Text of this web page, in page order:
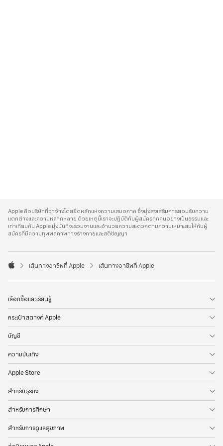
p
p
l
e
o
t
r
Apple คือบริษัทที่ว่าจ้างโดยยึดหลักแห่งความเสมอภาค ซึ่งมุ่งส่งเสริมการยอมรับความ
แตกต่างและความหลากหลาย ด้วยเหตุนี้เราจะปฏิบัติกับผู้สมัครทุกคนอย่างเป็นธรรมและ
เท่าเทียมกัน Apple มุ่งมั่นที่จะร่วมงานและอำนวยความสะดวกตามความเหมาะสมให้กับผู้
สมัครที่มีความทุพพลภาพทางร่างกายและสติปัญญา

p
l
เส้นทางอาชีพที่ Apple เส้นทางอาชีพที่ Apple
เลือกซื้อและเรียนรู้
กระเป๋าสตางค์ Apple
บัญชี
ความบันเทิง
Apple Store
สำหรับธุรกิจ
สำหรับการศึกษา
สำหรับการดูแลสุขภาพ